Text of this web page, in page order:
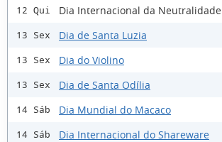
12 Qui Dia Internacional da Neutralidade
13 Sex Dia de Santa Luzia
13 Sex Dia do Violino
13 Sex Dia de Santa Odília
14 Sáb Dia Mundial do Macaco
14 Sáb Dia Internacional do Shareware